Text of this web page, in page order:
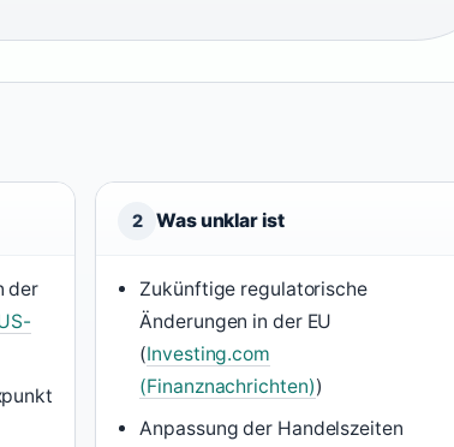
der
2 Was unklar ist
Zukünftige regulatorische
Änderungen in der EU
(Investing.com
(Finanznachrichten))
Anpassung der Handelszeiten